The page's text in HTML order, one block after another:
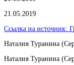
21.05.2019
Ссылка на источник:
Наталия Туранина
Наталия Туранина